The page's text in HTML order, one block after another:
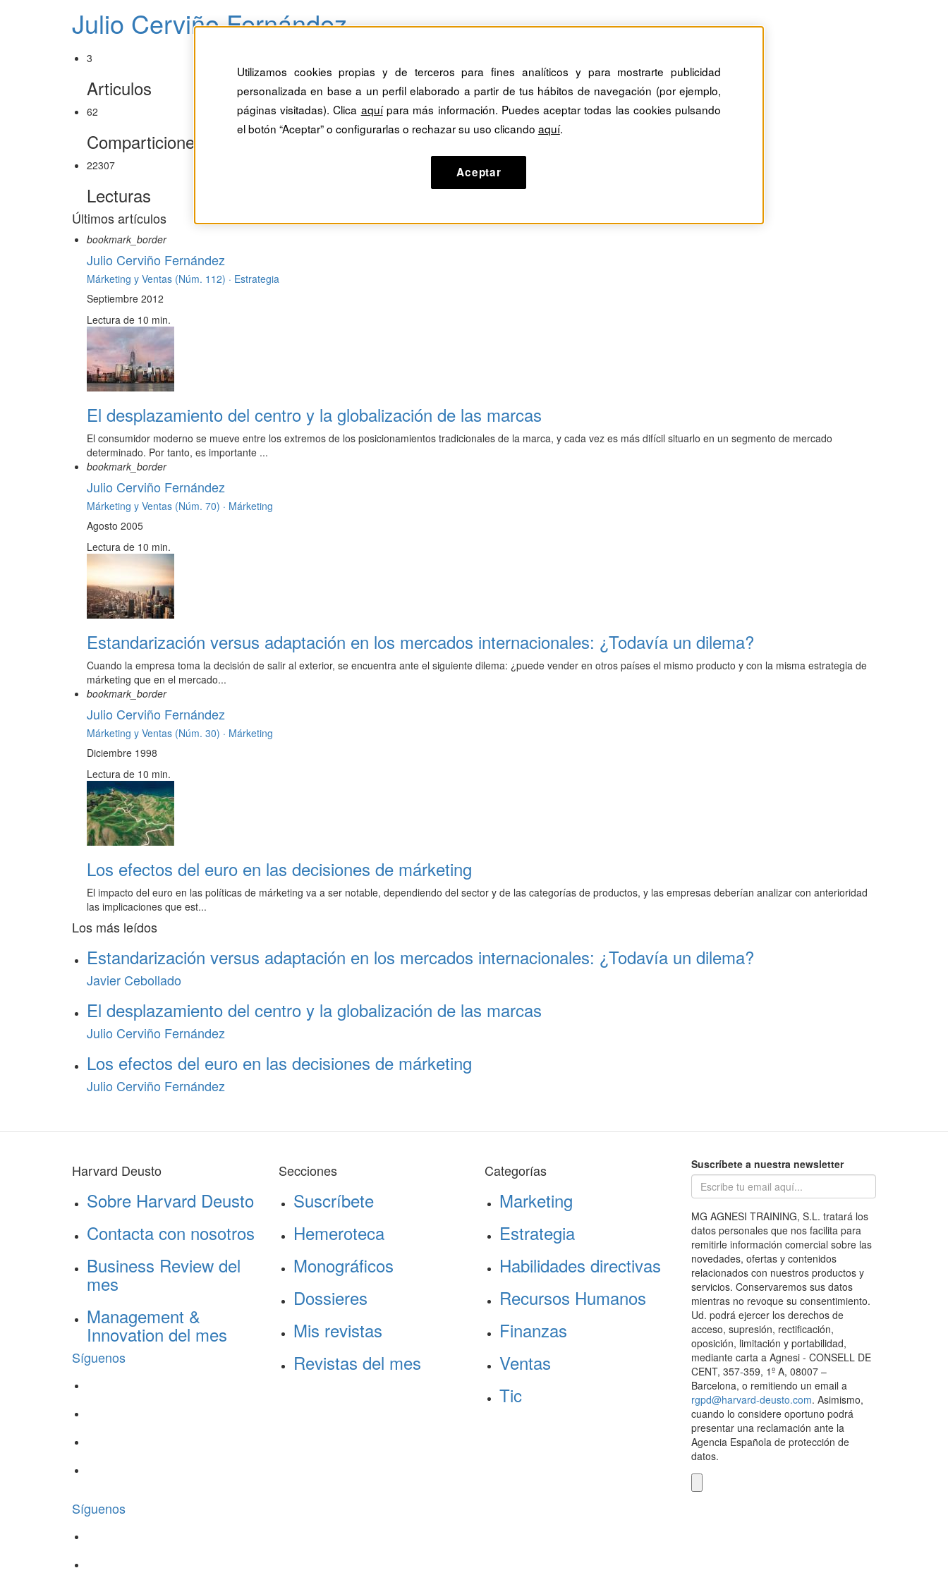
Julio Cerviño Fernández
3
Articulos
62
Comparticiones
22307
Lecturas
Últimos artículos
bookmark_border
Julio Cerviño Fernández
Márketing y Ventas (Núm. 112) · Estrategia
Septiembre 2012
Lectura de 10 min.
El desplazamiento del centro y la globalización de las marcas
El consumidor moderno se mueve entre los extremos de los posicionamientos tradicionales de la marca, y cada vez es más difícil situarlo en un segmento de mercado
determinado. Por tanto, es importante ...
bookmark_border
Julio Cerviño Fernández
Márketing y Ventas (Núm. 70) · Márketing
Agosto 2005
Lectura de 10 min.
Estandarización versus adaptación en los mercados internacionales: ¿Todavía un dilema?
Cuando la empresa toma la decisión de salir al exterior, se encuentra ante el siguiente dilema: ¿puede vender en otros países el mismo producto y con la misma estrategia de
márketing que en el mercado...
bookmark_border
Julio Cerviño Fernández
Márketing y Ventas (Núm. 30) · Márketing
Diciembre 1998
Lectura de 10 min.
Los efectos del euro en las decisiones de márketing
El impacto del euro en las políticas de márketing va a ser notable, dependiendo del sector y de las categorías de productos, y las empresas deberían analizar con anterioridad
las implicaciones que est...
Los más leídos
Estandarización versus adaptación en los mercados internacionales: ¿Todavía un dilema?
Javier Cebollado
El desplazamiento del centro y la globalización de las marcas
Julio Cerviño Fernández
Los efectos del euro en las decisiones de márketing
Julio Cerviño Fernández
Harvard Deusto
Sobre Harvard Deusto
Contacta con nosotros
Business Review del
mes
Management &
Innovation del mes
Síguenos
Secciones
Suscríbete
Hemeroteca
Monográficos
Dossieres
Mis revistas
Revistas del mes
Categorías
Marketing
Estrategia
Habilidades directivas
Recursos Humanos
Finanzas
Ventas
Tic
Suscríbete a nuestra newsletter
MG AGNESI TRAINING, S.L. tratará los
datos personales que nos facilita para
remitirle información comercial sobre las
novedades, ofertas y contenidos
relacionados con nuestros productos y
servicios. Conservaremos sus datos
mientras no revoque su consentimiento.
Ud. podrá ejercer los derechos de
acceso, supresión, rectificación,
oposición, limitación y portabilidad,
mediante carta a Agnesi - CONSELL DE
CENT, 357-359, 1º A, 08007 –
Barcelona, o remitiendo un email a
rgpd@harvard-deusto.com. Asimismo,
cuando lo considere oportuno podrá
presentar una reclamación ante la
Agencia Española de protección de
datos.
Síguenos
Utilizamos cookies propias y de terceros para fines analíticos y para mostrarte publicidad
personalizada en base a un perfil elaborado a partir de tus hábitos de navegación (por ejemplo,
páginas visitadas). Clica aquípara más información. Puedes aceptar todas las cookies pulsando
el botón “Aceptar” o configurarlas o rechazar su uso clicando aquí.
Aceptar